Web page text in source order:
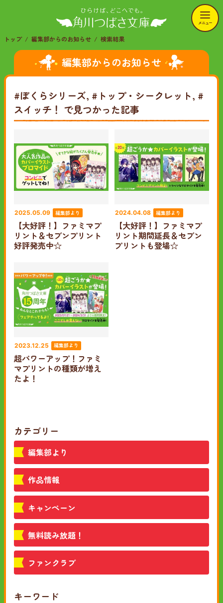
メニュー
トップ 編集部からのお知らせ 検索結果
編集部からのお知らせ
#ぼくらシリーズ, #トップ・シークレット, #
スイッチ！ で見つかった記事
2025.05.09 編集部より
【大好評！】ファミマプ
リント＆セブンプリント
好評発売中☆
2024.04.08 編集部より
【大好評！】ファミマプ
リント期間延長＆セブン
プリントも登場☆
2023.12.25 編集部より
超パワーアップ！ファミ
マプリントの種類が増え
たよ！
カテゴリー
編集部より
作品情報
キャンペーン
無料読み放題！
ファンクラブ
キーワード